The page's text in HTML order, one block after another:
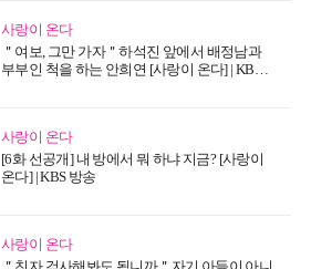
사랑이 온다
＂여보, 그만 가자＂하석진 앞에서 배정남과
부부인 척을 하는 안희연 [사랑이 온다] | KBS
사랑이 온다
[6화 선공개] 내 방에서 뭐 하냐 지금? [사랑이
온다] | KBS 방송
사랑이 온다